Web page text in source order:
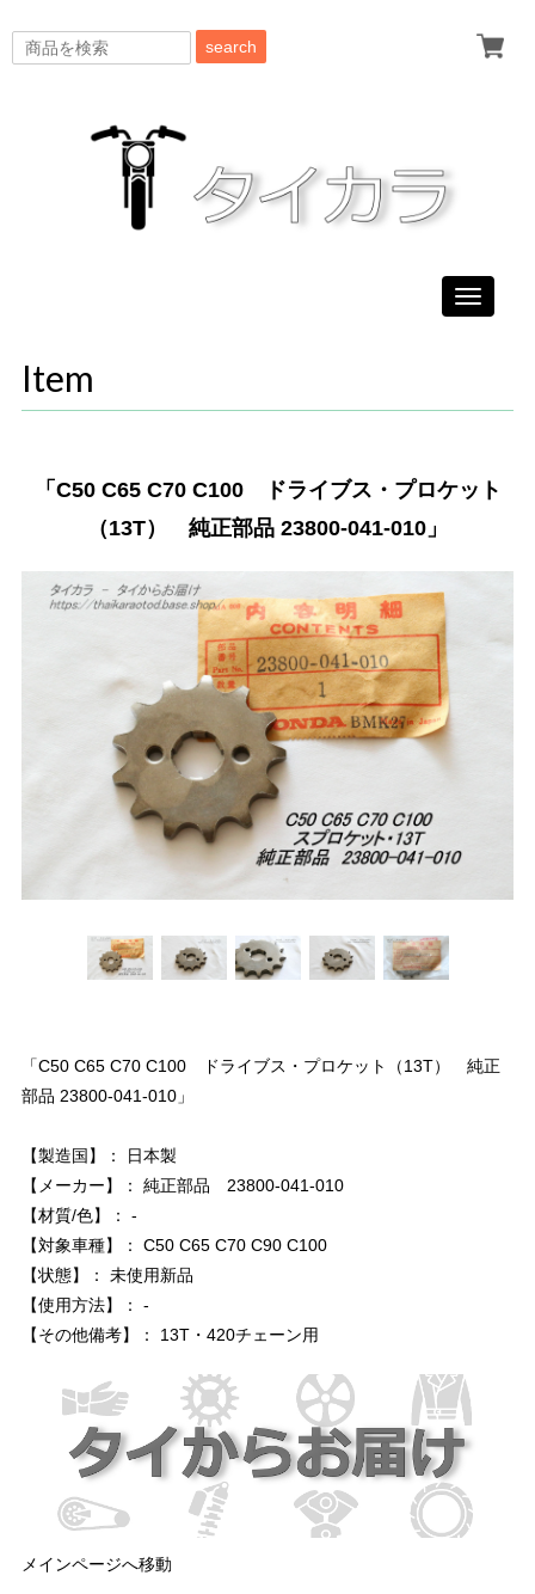
search
Toggle
Item
「C50 C65 C70 C100 ドライブス・プロケット
（13T） 純正部品 23800-041-010」
「C50 C65 C70 C100 ドライブス・プロケット（13T） 純正
部品 23800-041-010」
【製造国】： 日本製
【メーカー】： 純正部品 23800-041-010
【材質/色】： -
【対象車種】： C50 C65 C70 C90 C100
【状態】： 未使用新品
【使用方法】： -
【その他備考】： 13T・420チェーン用
メインページへ移動